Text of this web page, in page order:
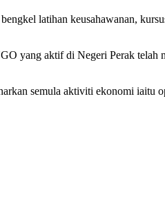
latihan keusahawanan,
yang aktif di Negeri Perak
semula aktiviti ekonomi iaitu